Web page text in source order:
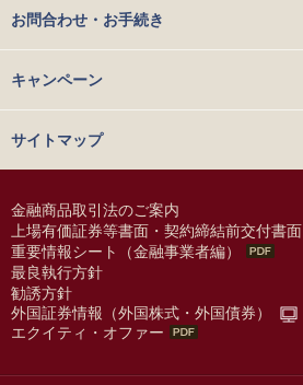
お問合わせ・お手続き
キャンペーン
サイトマップ
金融商品取引法のご案内
上場有価証券等書面・契約締結前交付書面
重要情報シート（金融事業者編）
最良執行方針
勧誘方針
外国証券情報（外国株式・外国債券）
エクイティ・オファー